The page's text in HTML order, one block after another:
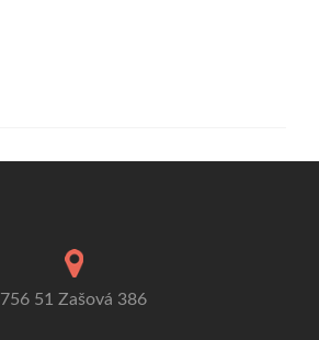
756 51 Zašová 386